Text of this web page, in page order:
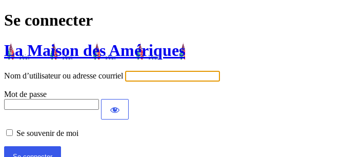
Se connecter
La Maison des Amériques
Nom d’utilisateur ou adresse courriel
Mot de passe
Se souvenir de moi